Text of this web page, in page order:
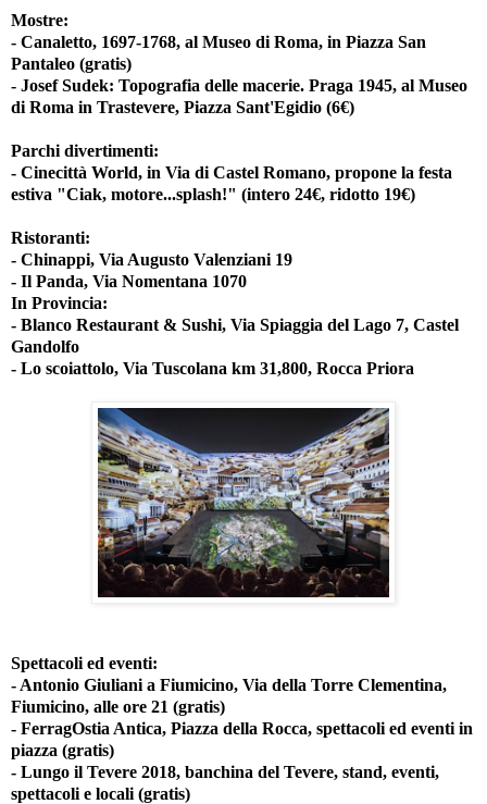
Mostre:
- Canaletto, 1697-1768, al Museo di Roma, in Piazza San
Pantaleo (gratis)
- Josef Sudek: Topografia delle macerie. Praga 1945, al Museo
di Roma in Trastevere, Piazza Sant'Egidio (6€)
Parchi divertimenti:
- Cinecittà World, in Via di Castel Romano, propone la festa
estiva "Ciak, motore...splash!" (intero 24€, ridotto 19€)
Ristoranti:
- Chinappi, Via Augusto Valenziani 19
- Il Panda, Via Nomentana 1070
In Provincia:
- Blanco Restaurant & Sushi, Via Spiaggia del Lago 7, Castel
Gandolfo
- Lo scoiattolo, Via Tuscolana km 31,800, Rocca Priora
Spettacoli ed eventi:
- Antonio Giuliani a Fiumicino, Via della Torre Clementina,
Fiumicino, alle ore 21 (gratis)
- FerragOstia Antica, Piazza della Rocca, spettacoli ed eventi in
piazza (gratis)
- Lungo il Tevere 2018, banchina del Tevere, stand, eventi,
spettacoli e locali (gratis)